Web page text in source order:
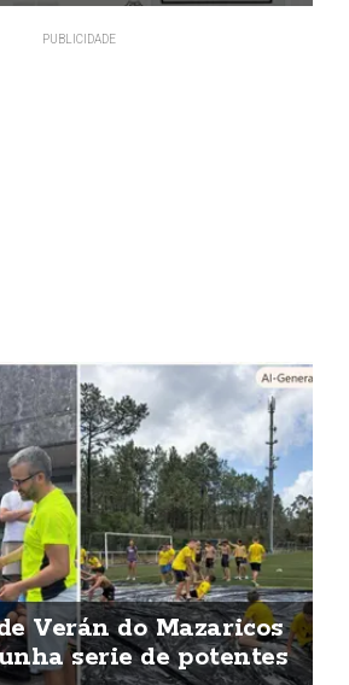
Verán do Mazaricos
serie de potentes